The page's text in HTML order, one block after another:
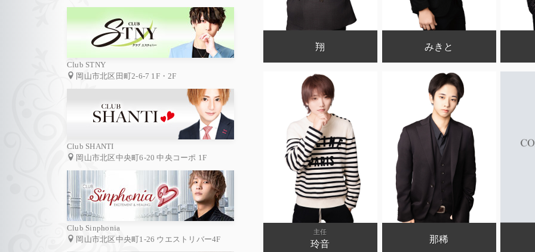
翔 みきと
主任
玲音
那稀
Club STNY
岡山市北区田町2-6-7 1F・2F
Club SHANTI
岡山市北区中央町6-20 中央コーポ 1F
Club Sinphonia
岡山市北区中央町1-26 ウエストリバー4F